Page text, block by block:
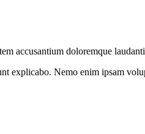
accusantium doloremque
explicabo. Nemo enim ipsam